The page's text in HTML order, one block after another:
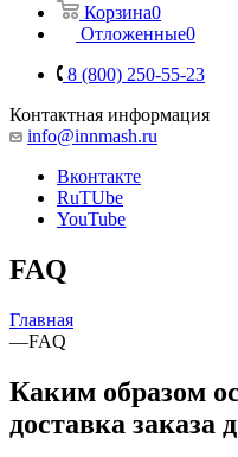
Корзина0
Отложенные0
8 (800) 250-55-23
Контактная информация
info@innmash.ru
Вконтакте
RuTUbe
YouTube
FAQ
Главная
—FAQ
Каким образом
доставка заказа